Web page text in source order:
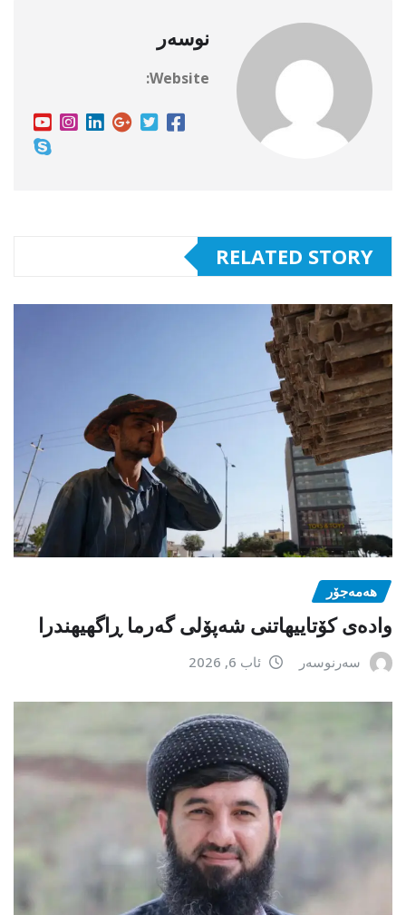
نوسەر
Website:
RELATED STORY
هەمەجۆر
وادەی کۆتاییهاتنی شەپۆلی گەرما ڕاگهیهندرا
سەرنوسەر ئاب 6, 2026